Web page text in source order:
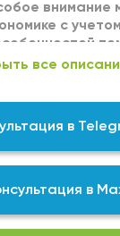
внимание
с
изделие
актуальные
задумки:
все
в
в